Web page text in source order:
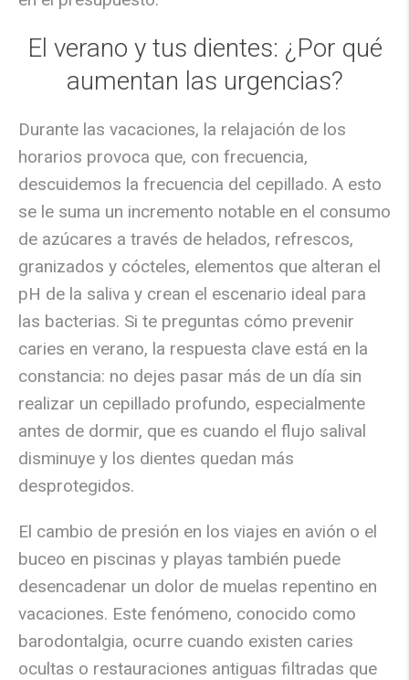
El verano y tus dientes: ¿Por qué
aumentan las urgencias?
Durante las vacaciones, la relajación de los
horarios provoca que, con frecuencia,
descuidemos la frecuencia del cepillado. A esto
se le suma un incremento notable en el consumo
de azúcares a través de helados, refrescos,
granizados y cócteles, elementos que alteran el
pH de la saliva y crean el escenario ideal para
las bacterias. Si te preguntas cómo prevenir
caries en verano, la respuesta clave está en la
constancia: no dejes pasar más de un día sin
realizar un cepillado profundo, especialmente
antes de dormir, que es cuando el flujo salival
disminuye y los dientes quedan más
desprotegidos.
El cambio de presión en los viajes en avión o el
buceo en piscinas y playas también puede
desencadenar un dolor de muelas repentino en
vacaciones. Este fenómeno, conocido como
barodontalgia, ocurre cuando existen caries
ocultas o restauraciones antiguas filtradas que